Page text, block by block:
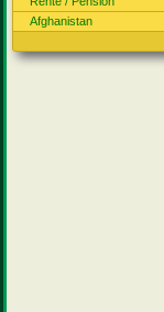
Afghanistan